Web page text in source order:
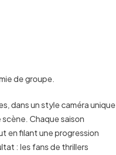
de groupe.
dans un style caméra unique
scène. Chaque saison
en filant une progression
: les fans de thrillers